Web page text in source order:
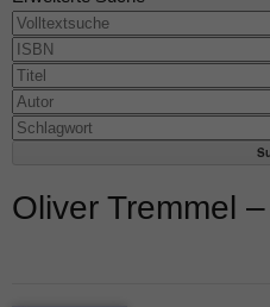
Oliver Tremmel